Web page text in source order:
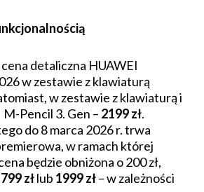
detaliczna HUAWEI
w zestawie z klawiaturą
w zestawie z klawiaturą i
Pencil 3. Gen – 2199 zł.
do 8 marca 2026 r. trwa
w ramach której
będzie obniżona o 200 zł,
złlub 1999 zł– w zależności